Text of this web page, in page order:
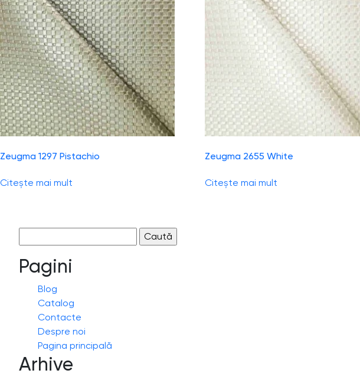
Zeugma 1297 Pistachio
Citește mai mult
Zeugma 2655 White
Citește mai mult
după:
Pagini
Blog
Catalog
Contacte
Despre noi
Pagina principală
Arhive